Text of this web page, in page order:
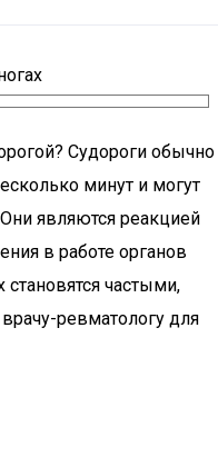
Судороги обычно
минут и могут
являются реакцией
в работе органов
становятся частыми,
врачу-ревматологу для